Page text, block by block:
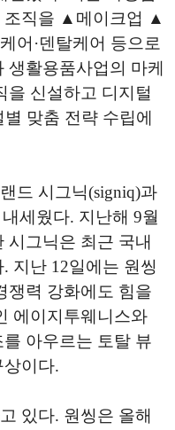
조직을 ▲메이크업 ▲
어·덴탈케어 등으로
활용품사업의 마케
을 신설하고 디지털
맞춤 전략 수립에
드 시그닉(signiq)과
세웠다. 지난해 9월
시그닉은 최근 국내
지난 12일에는 원씽
쟁력 강화에도 힘을
에이지투웨니스와
아우르는 토탈 뷰
이다.
있다. 원씽은 올해